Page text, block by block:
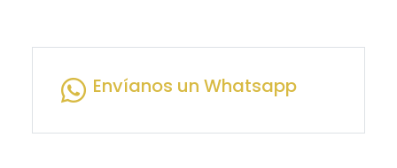
Envíanos un Whatsapp